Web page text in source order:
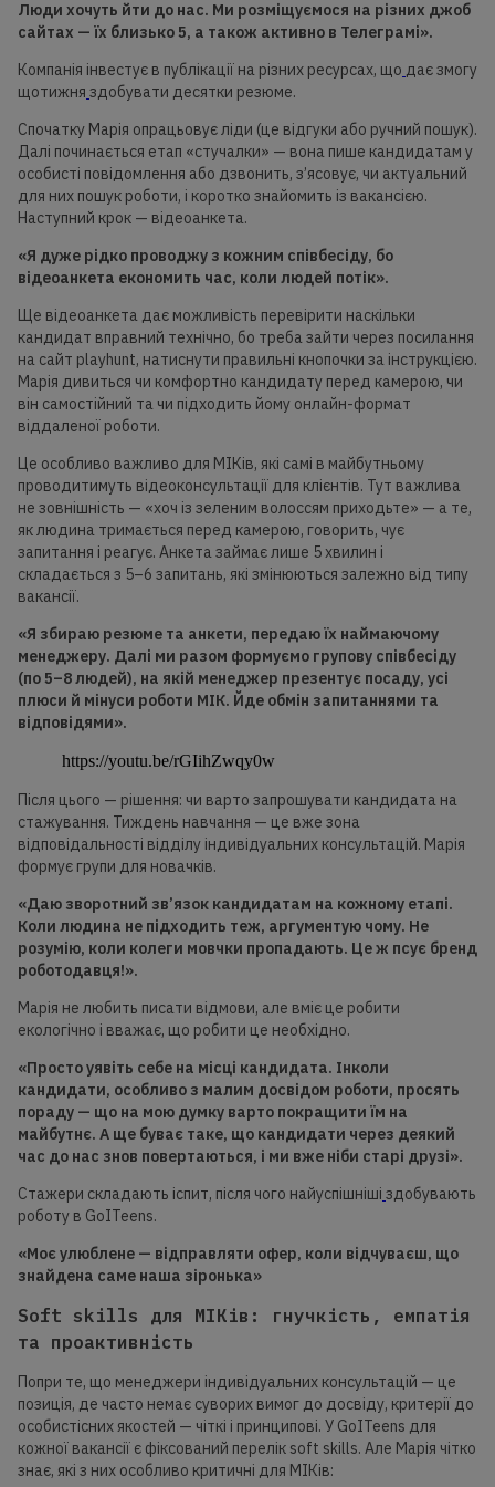
Люди хочуть йти до нас. Ми розміщуємося на різних джоб
сайтах — їх близько 5, а також активно в Телеграмі».
Компанія інвестує в публікації на різних ресурсах, що дає змогу
щотижня здобувати десятки резюме.
Спочатку Марія опрацьовує ліди (це відгуки або ручний пошук).
Далі починається етап «стучалки» — вона пише кандидатам у
особисті повідомлення або дзвонить, з’ясовує, чи актуальний
для них пошук роботи, і коротко знайомить із вакансією.
Наступний крок — відеоанкета.
«Я дуже рідко проводжу з кожним співбесіду, бо
відеоанкета економить час, коли людей потік».
Ще відеоанкета дає можливість перевірити наскільки
кандидат вправний технічно, бо треба зайти через посилання
на сайт playhunt, натиснути правильні кнопочки за інструкцією.
Марія дивиться чи комфортно кандидату перед камерою, чи
він самостійний та чи підходить йому онлайн-формат
віддаленої роботи.
Це особливо важливо для МІКів, які самі в майбутньому
проводитимуть відеоконсультації для клієнтів. Тут важлива
не зовнішність — «хоч із зеленим волоссям приходьте» — а те,
як людина тримається перед камерою, говорить, чує
запитання і реагує. Анкета займає лише 5 хвилин і
складається з 5–6 запитань, які змінюються залежно від типу
вакансії.
«Я збираю резюме та анкети, передаюїх наймаючому
менеджеру. Далі ми разом формуємо групову співбесіду
(по 5–8 людей), на якій менеджер презентує посаду, усі
плюси й мінуси роботи МІК. Йде обмін запитаннями та
відповідями».
https://youtu.be/rGIihZwqy0w
Після цього — рішення: чи варто запрошувати кандидата на
стажування. Тиждень навчання — це вже зона
відповідальності відділу індивідуальних консультацій. Марія
формує групи для новачків.
«Даю зворотний зв’язок кандидатам на кожному етапі.
Коли людина не підходить теж, аргументую чому. Не
розумію, коли колеги мовчки пропадають. Це ж псує бренд
роботодавця!».
Марія не любить писати відмови, але вміє це робити
екологічно і вважає, що робити це необхідно.
«Просто уявіть себе на місці кандидата. Інколи
кандидати, особливо з малим досвідом роботи, просять
пораду — що на мою думку варто покращити їм на
майбутнє. А ще буває таке, що кандидати через деякий
час до нас знов повертаються, і ми вже ніби старі друзі».
Стажери складають іспит, після чого найуспішніші здобувають
роботу в GoITeens.
«Моє улюблене — відправляти офер, коли відчуваєш, що
знайдена саме наша зіронька»
Soft skills для МІКів: гнучкість, емпатія
та проактивність
Попри те, що менеджери індивідуальних консультацій — це
позиція, де часто немає суворих вимог до досвіду, критерії до
особистісних якостей — чіткі і принципові. У GoITeens для
кожної вакансії є фіксований перелік soft skills. Але Марія чітко
знає, які з них особливо критичні для МІКів: